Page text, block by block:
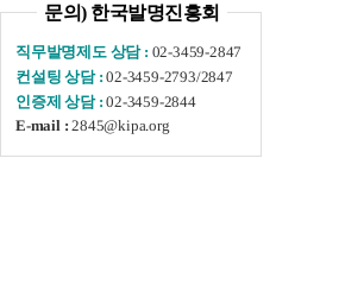
문의) 한국발명진흥회
직무발명제도 상담 : 02-3459-2847
컨설팅 상담 :02-3459-2793/2847
인증제 상담 :02-3459-2844
E-mail : 2845@kipa.org